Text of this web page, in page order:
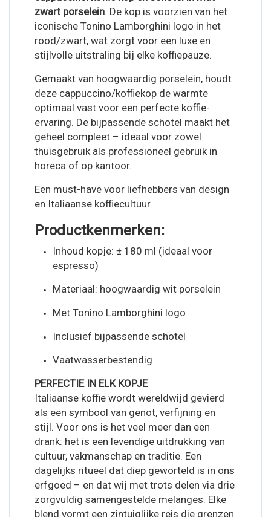
zwart porselein. De kop is voorzien van het
iconische Tonino Lamborghini logo in het
rood/zwart, wat zorgt voor een luxe en
stijlvolle uitstraling bij elke koffiepauze.
Gemaakt van hoogwaardig porselein, houdt
deze cappuccino/koffiekop de warmte
optimaal vast voor een perfecte koffie-
ervaring. De bijpassende schotel maakt het
geheel compleet – ideaal voor zowel
thuisgebruik als professioneel gebruik in
horeca of op kantoor.
Een must-have voor liefhebbers van design
en Italiaanse koffiecultuur.
Productkenmerken:
Inhoud kopje: ± 180 ml (ideaal voor
espresso)
Materiaal: hoogwaardig wit porselein
Met Tonino Lamborghini logo
Inclusief bijpassende schotel
Vaatwasserbestendig
PERFECTIE IN ELK KOPJE
Italiaanse koffie wordt wereldwijd gevierd
als een symbool van genot, verfijning en
stijl. Voor ons is het veel meer dan een
drank: het is een levendige uitdrukking van
cultuur, vakmanschap en traditie. Een
dagelijks ritueel dat diep geworteld is in ons
erfgoed – en dat wij met trots delen via drie
zorgvuldig samengestelde melanges. Elke
blend vormt een zintuiglijke reis die grenzen